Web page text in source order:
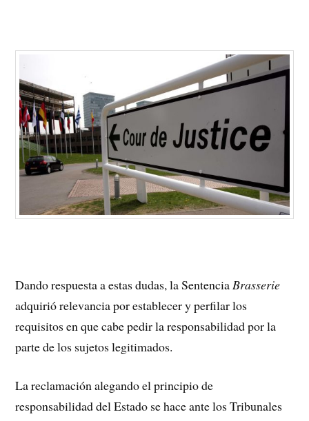
Dando respuesta a estas dudas, la Sentencia Brasserie
adquirió relevancia por establecer y perfilar los
requisitos en que cabe pedir la responsabilidad por la
parte de los sujetos legitimados.
La reclamación alegando el principio de
responsabilidad del Estado se hace ante los Tribunales